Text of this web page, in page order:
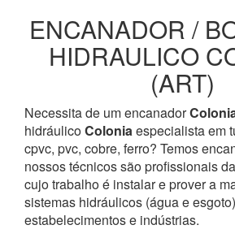
ENCANADOR /
HIDRAULICO
(ART)
Necessita de um encanador
hidráulicoColoniaespecialista em
cpvc, pvc, cobre, ferro? Temos
nossos técnicos são profissionais
cujo trabalho é instalar e prover a
sistemas hidráulicos (água e
estabelecimentos e indústrias.